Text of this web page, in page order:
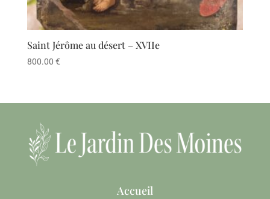
Saint Jérôme au désert – XVIIe
800.00 €
Accueil